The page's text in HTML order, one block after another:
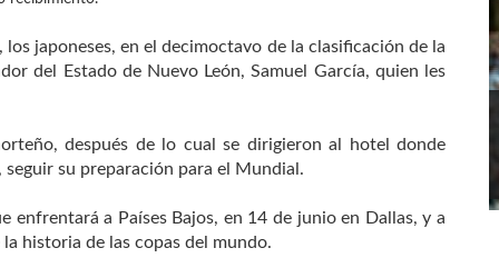
japoneses, en el decimoctavo de la clasificación de la
del Estado de Nuevo León, Samuel García, quien les
después de lo cual se dirigieron al hotel donde
su preparación para el Mundial.
enfrentará a Países Bajos, en 14 de junio en Dallas, y a
historia de las copas del mundo.